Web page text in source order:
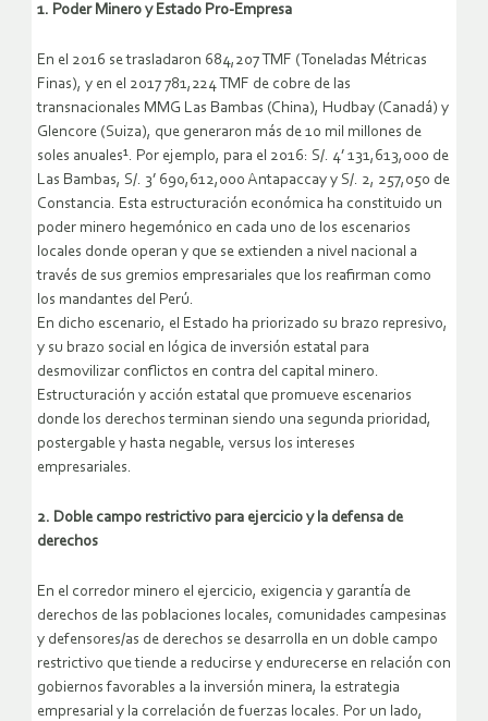
1. Poder Minero y Estado Pro-Empresa
En el 2016 se trasladaron 684,207 TMF (Toneladas Métricas
Finas), y en el 2017 781,224 TMF de cobre de las
transnacionales MMG Las Bambas (China), Hudbay (Canadá) y
Glencore (Suiza), que generaron más de 10 mil millones de
soles anuales¹. Por ejemplo, para el 2016: S/. 4’ 131,613,000 de
Las Bambas, S/. 3’ 690,612,000 Antapaccay y S/. 2, 257,050 de
Constancia. Esta estructuración económica ha constituido un
poder minero hegemónico en cada uno de los escenarios
locales donde operan y que se extienden a nivel nacional a
través de sus gremios empresariales que los reafirman como
los mandantes del Perú.
En dicho escenario, el Estado ha priorizado su brazo represivo,
y su brazo social en lógica de inversión estatal para
desmovilizar conflictos en contra del capital minero.
Estructuración y acción estatal que promueve escenarios
donde los derechos terminan siendo una segunda prioridad,
postergable y hasta negable, versus los intereses
empresariales.
2. Doble campo restrictivo para ejercicio y la defensa de
derechos
En el corredor minero el ejercicio, exigencia y garantía de
derechos de las poblaciones locales, comunidades campesinas
y defensores/as de derechos se desarrolla en un doble campo
restrictivo que tiende a reducirse y endurecerse en relación con
gobiernos favorables a la inversión minera, la estrategia
empresarial y la correlación de fuerzas locales. Por un lado,